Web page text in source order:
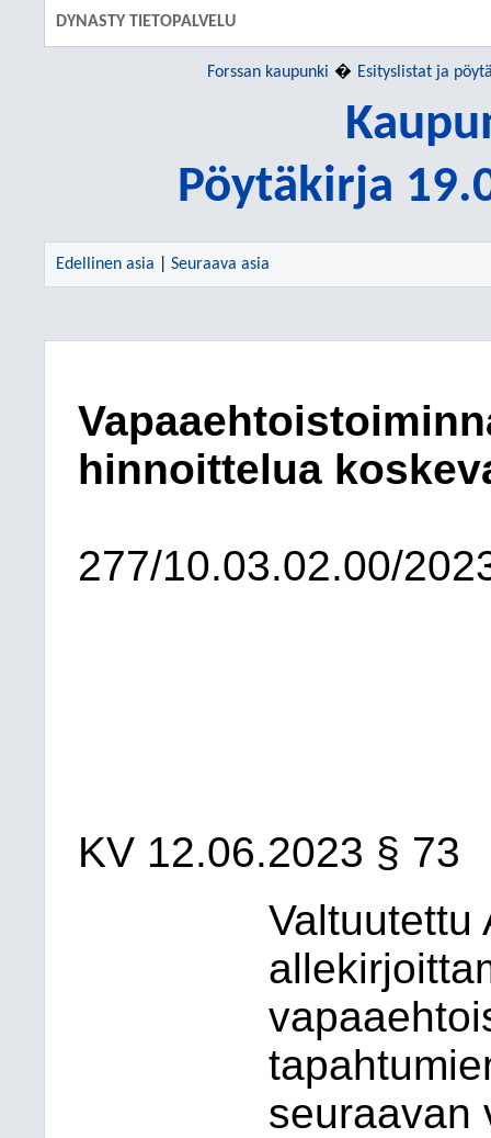
DYNASTY TIETOPALVELU
Forssan kaupunki Esityslistat ja
Pöytäkirja
Edellinen asia Seuraava asia
hinnoittelua
277/10.03.02.00/
KV 12.06.2023 § 73
Valtuutettu
seuraavan